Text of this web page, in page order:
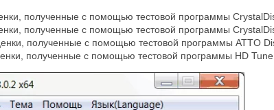
полученные с помощью тестовой программы
полученные с помощью тестовой программы
полученные с помощью тестовой программы ATTO
полученные с помощью тестовой программы HD Tune